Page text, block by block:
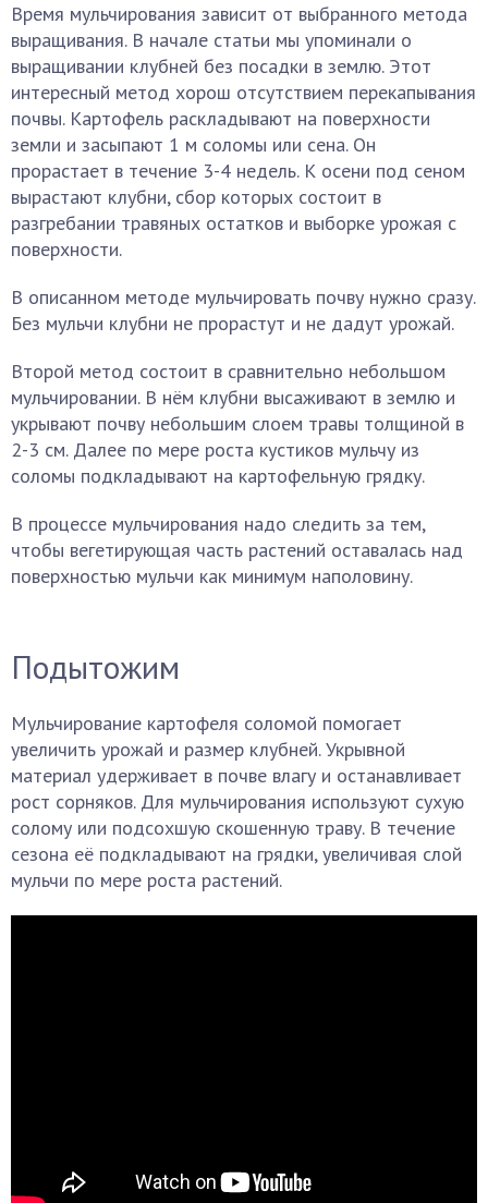
Время мульчирования зависит от выбранного метода
выращивания. В начале статьи мы упоминали о
выращивании клубней без посадки в землю. Этот
интересный метод хорош отсутствием перекапывания
почвы. Картофель раскладывают на поверхности
земли и засыпают 1 м соломы или сена. Он
прорастает в течение 3-4 недель. К осени под сеном
вырастают клубни, сбор которых состоит в
разгребании травяных остатков и выборке урожая с
поверхности.
В описанном методе мульчировать почву нужно сразу.
Без мульчи клубни не прорастут и не дадут урожай.
Второй метод состоит в сравнительно небольшом
мульчировании. В нём клубни высаживают в землю и
укрывают почву небольшим слоем травы толщиной в
2-3 см. Далее по мере роста кустиков мульчу из
соломы подкладывают на картофельную грядку.
В процессе мульчирования надо следить за тем,
чтобы вегетирующая часть растений оставалась над
поверхностью мульчи как минимум наполовину.
Подытожим
Мульчирование картофеля соломой помогает
увеличить урожай и размер клубней. Укрывной
материал удерживает в почве влагу и останавливает
рост сорняков. Для мульчирования используют сухую
солому или подсохшую скошенную траву. В течение
сезона её подкладывают на грядки, увеличивая слой
мульчи по мере роста растений.